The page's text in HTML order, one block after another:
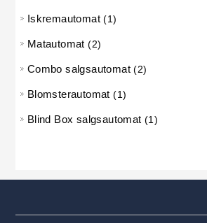
Iskremautomat 11 produkt
Matautomat 22 produkter
Combo salgsautomat 22 produkter
Blomsterautomat 11 produkt
Blind Box salgsautomat 1 1 produkt